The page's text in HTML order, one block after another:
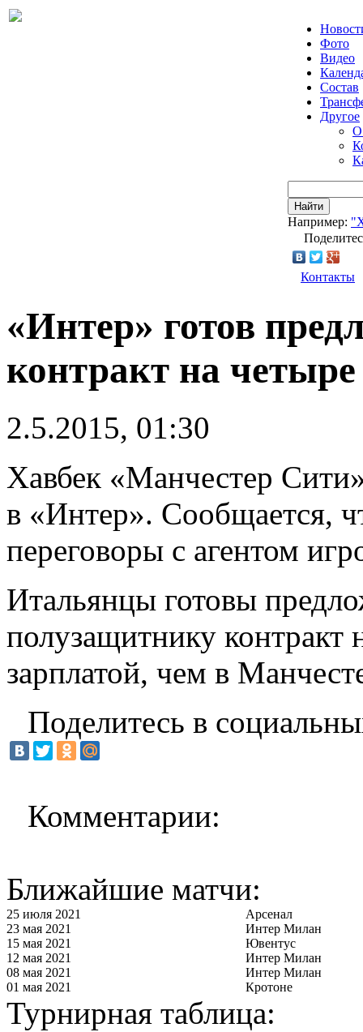
Фото
Видео
Состав
Другое
О
Найти
Например:
Контакты
«Интер» готов
контракт на четыре
2.5.2015, 01:30
Хавбек «Манчестер
в «Интер». Сообщается,
переговоры с агентом
Итальянцы готовы
полузащитнику контракт
зарплатой, чем в
Поделитесь в
Комментарии:
Ближайшие матчи:
25 июля 2021
Арсенал
23 мая 2021
Интер Милан
15 мая 2021
Ювентус
12 мая 2021
Интер Милан
08 мая 2021
Интер Милан
01 мая 2021
Кротоне
Турнирная таблица: